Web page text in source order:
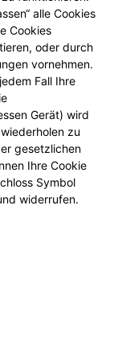
alle Cookies
Cookies
oder durch
vornehmen.
Fall Ihre
Gerät) wird
zu
gesetzlichen
Ihre Cookie
Symbol
widerrufen.